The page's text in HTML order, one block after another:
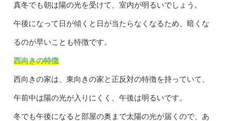
真冬でも朝は陽の光を受けて、室内が明るいでしょう。
午後になって日が傾くと日が当たらなくなるため、暗くな
るのが早いことも特徴です。
西向きの特徴
西向きの家は、東向きの家と正反対の特徴を持っていて、
午前中は陽の光が入りにくく、午後は明るいです。
冬でも午後になると部屋の奥まで太陽の光が届くので、あ